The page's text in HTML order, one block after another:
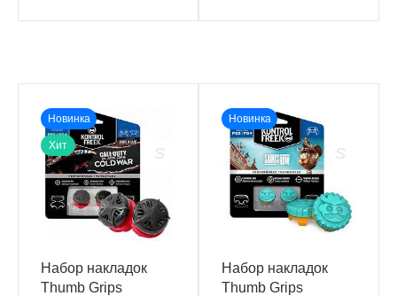
Новинка
Хит
Набор накладок
Thumb Grips
Новинка
Набор накладок
Thumb Grips